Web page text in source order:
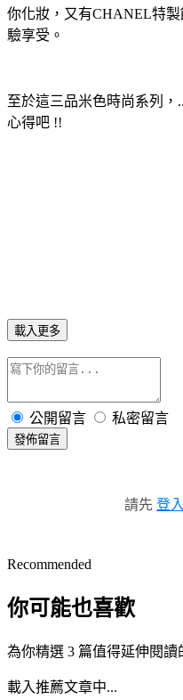
你化妝，又有CHANEL特
驗享受。
至於這三品米色時尚系列
心得吧 !!
載入更多
公開留言 私密留言
發佈留言
請先 登入
Recommended
你可能也喜歡
為你精選 3 篇值得延伸閱讀
載入推薦文章中...